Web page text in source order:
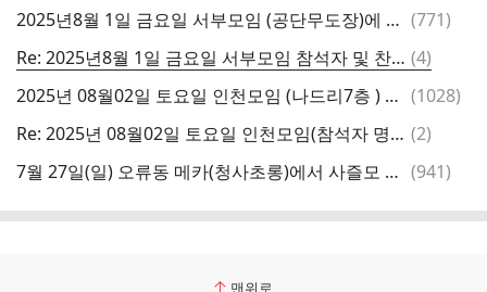
2025년8월 1일 금요일 서부모임 (공단무도장)에 회원님들을 정중히 초내합니다 댓
(771)
Re: 2025년8월 1일 금요일 서부모임 참석자 및 찬조자 (존칭생략) 댓
글
(4)
2025년 08월02일 토요일 인천모임 (나드리7층 ) 별이랑총무님 퇴임식에 초대합니다 댓
(1028)
Re: 2025년 08월02일 토요일 인천모임(참석자 명단) 댓
(2)
7월 27일(일) 오류동 메카(청사초롱)에서 사즐모 중앙모임 개최 안내 댓
(941)
맨위로